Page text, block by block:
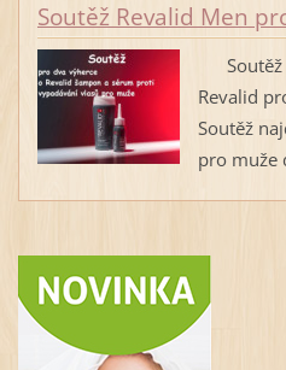
Soutěž Revalid Men
Soutěž
Revalid
Soutěž
pro